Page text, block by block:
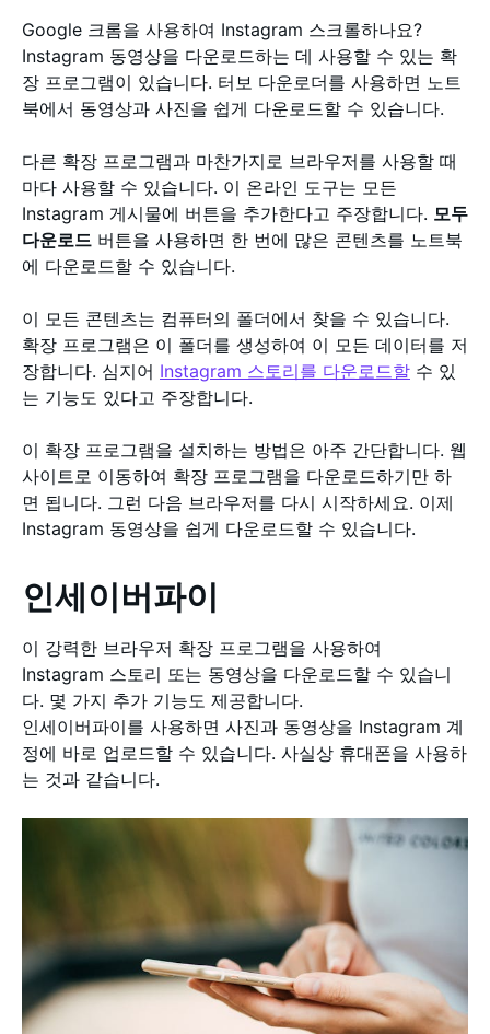
Google 크롬을 사용하여 Instagram 스크롤하나요?
Instagram 동영상을 다운로드하는 데 사용할 수 있는 확
장 프로그램이 있습니다. 터보 다운로더를 사용하면 노트
북에서 동영상과 사진을 쉽게 다운로드할 수 있습니다.
다른 확장 프로그램과 마찬가지로 브라우저를 사용할 때
마다 사용할 수 있습니다. 이 온라인 도구는 모든
Instagram 게시물에 버튼을 추가한다고 주장합니다. 모두
다운로드 버튼을 사용하면 한 번에 많은 콘텐츠를 노트북
에 다운로드할 수 있습니다.
이 모든 콘텐츠는 컴퓨터의 폴더에서 찾을 수 있습니다.
확장 프로그램은 이 폴더를 생성하여 이 모든 데이터를 저
장합니다. 심지어 Instagram 스토리를 다운로드할 수 있
는 기능도 있다고 주장합니다.
이 확장 프로그램을 설치하는 방법은 아주 간단합니다. 웹
사이트로 이동하여 확장 프로그램을 다운로드하기만 하
면 됩니다. 그런 다음 브라우저를 다시 시작하세요. 이제
Instagram 동영상을 쉽게 다운로드할 수 있습니다.
인세이버파이
이 강력한 브라우저 확장 프로그램을 사용하여
Instagram 스토리 또는 동영상을 다운로드할 수 있습니
다. 몇 가지 추가 기능도 제공합니다.
인세이버파이를 사용하면 사진과 동영상을 Instagram 계
정에 바로 업로드할 수 있습니다. 사실상 휴대폰을 사용하
는 것과 같습니다.